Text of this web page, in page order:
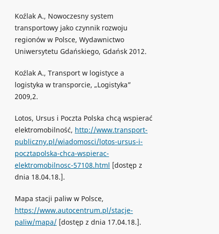
Koźlak A., Nowoczesny system
transportowy jako czynnik rozwoju
regionów w Polsce, Wydawnictwo
Uniwersytetu Gdańskiego, Gdańsk 2012.
Koźlak A., Transport w logistyce a
logistyka w transporcie, „Logistyka”
2009,2.
Lotos, Ursus i Poczta Polska chcą wspierać
elektromobilność, http://www.transport-
publiczny.pl/wiadomosci/lotos-ursus-i-
pocztapolska-chca-wspierac-
elektromobilnosc-57108.html [dostęp z
dnia 18.04.18.].
Mapa stacji paliw w Polsce,
https://www.autocentrum.pl/stacje-
paliw/mapa/[dostęp z dnia 17.04.18.].